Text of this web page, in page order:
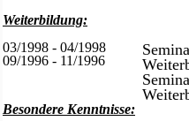
Weiterbildung:
03/1998 - 04/1998
09/1996 - 11/1996
Besondere Kenntnisse: